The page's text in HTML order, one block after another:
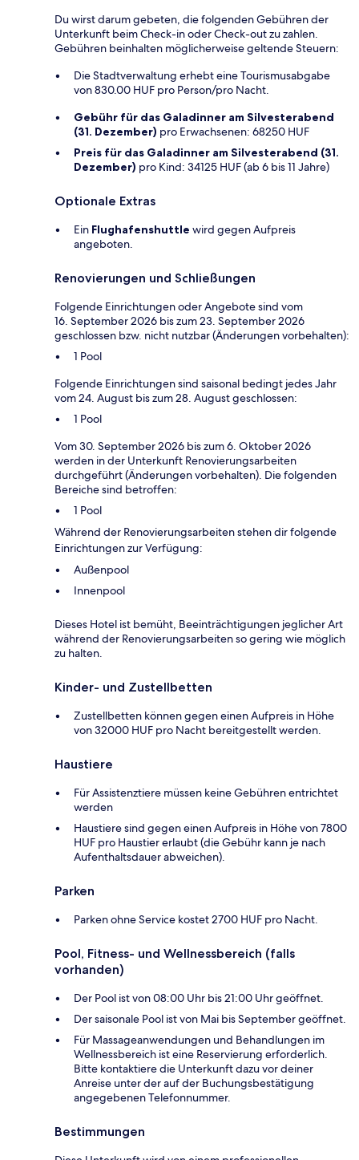
Du wirst darum gebeten, die folgenden Gebühren der
Unterkunft beim Check-in oder Check-out zu zahlen.
Gebühren beinhalten möglicherweise geltende Steuern:
Die Stadtverwaltung erhebt eine Tourismusabgabe
von 830.00 HUF pro Person/pro Nacht.
Gebühr für das Galadinner am Silvesterabend
(31. Dezember) pro Erwachsenen: 68250 HUF
Preis für das Galadinner am Silvesterabend (31.
Dezember) pro Kind: 34125 HUF (ab 6 bis 11 Jahre)
Optionale Extras
Ein Flughafenshuttle wird gegen Aufpreis
angeboten.
Renovierungen und Schließungen
Folgende Einrichtungen oder Angebote sind vom
16. September 2026 bis zum 23. September 2026
geschlossen bzw. nicht nutzbar (Änderungen vorbehalten):
1 Pool
Folgende Einrichtungen sind saisonal bedingt jedes Jahr
vom 24. August bis zum 28. August geschlossen:
1 Pool
Vom 30. September 2026 bis zum 6. Oktober 2026
werden in der Unterkunft Renovierungsarbeiten
durchgeführt (Änderungen vorbehalten). Die folgenden
Bereiche sind betroffen:
1 Pool
Während der Renovierungsarbeiten stehen dir folgende
Einrichtungen zur Verfügung:
Außenpool
Innenpool
Dieses Hotel ist bemüht, Beeinträchtigungen jeglicher Art
während der Renovierungsarbeiten so gering wie möglich
zu halten.
Kinder- und Zustellbetten
Zustellbetten können gegen einen Aufpreis in Höhe
von 32000 HUF pro Nacht bereitgestellt werden.
Haustiere
Für Assistenztiere müssen keine Gebühren entrichtet
werden
Haustiere sind gegen einen Aufpreis in Höhe von 7800
HUF pro Haustier erlaubt (die Gebühr kann je nach
Aufenthaltsdauer abweichen).
Parken
Parken ohne Service kostet 2700 HUF pro Nacht.
Pool, Fitness- und Wellnessbereich (falls
vorhanden)
Der Pool ist von 08:00 Uhr bis 21:00 Uhr geöffnet.
Der saisonale Pool ist von Mai bis September geöffnet.
Für Massageanwendungen und Behandlungen im
Wellnessbereich ist eine Reservierung erforderlich.
Bitte kontaktiere die Unterkunft dazu vor deiner
Anreise unter der auf der Buchungsbestätigung
angegebenen Telefonnummer.
Bestimmungen